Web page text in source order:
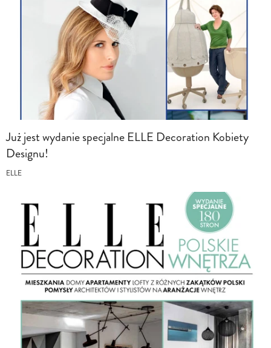
Już jest wydanie specjalne ELLE Decoration Kobiety
Designu!
ELLE